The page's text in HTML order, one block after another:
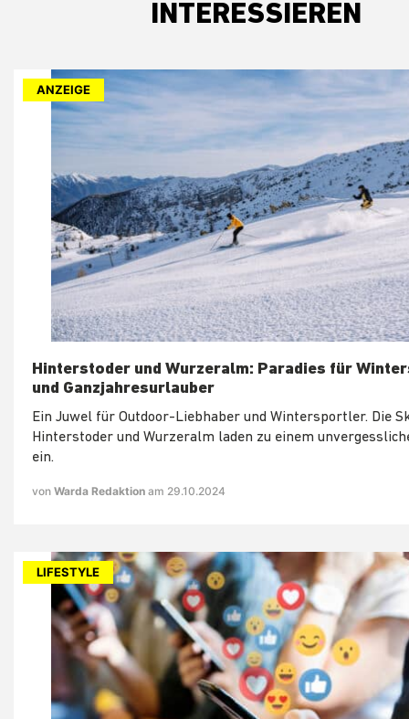
INTERESSIEREN
ANZEIGE
Hinterstoder und Wurzeralm: Paradies für
und Ganzjahresurlauber
Ein Juwel für Outdoor-Liebhaber und Wintersportler. Die
Hinterstoder und Wurzeralm laden zu einem
ein.
von Warda Redaktion am 29.10.2024
LIFESTYLE